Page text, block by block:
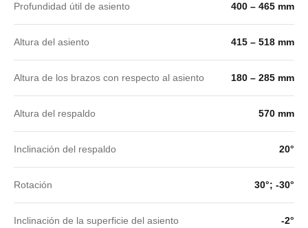
Profundidad útil de asiento 400 – 465 mm
Altura del asiento 415 – 518 mm
Altura de los brazos con respecto al asiento 180 – 285 mm
Altura del respaldo 570 mm
Inclinación del respaldo 20°
Rotación 30°; -30°
Inclinación de la superficie del asiento -2°